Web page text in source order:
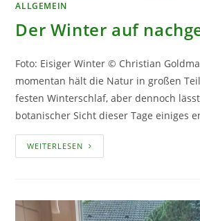
ALLGEMEIN
Der Winter auf
Foto: Eisiger Winter © Christian
momentan hält die Natur in großen
festen Winterschlaf, aber dennoch
botanischer Sicht dieser Tage einiges
WEITERLESEN DER
WINTER